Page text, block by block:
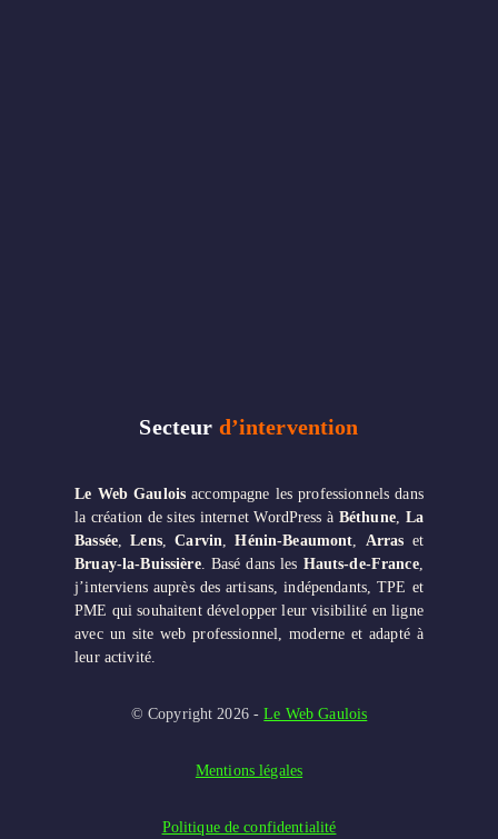
Secteur d’intervention
Le Web Gaulois accompagne les professionnels dans
la création de sites internet WordPress à Béthune, La
Bassée ,Lens,Carvin ,Hénin-Beaumont Arras et
Bruay-la-Buissière. Basé dans les Hauts-de-France,
j’interviens auprès des artisans, indépendants, TPE et
PME qui souhaitent développer leur visibilité en ligne
avec un site web professionnel, moderne et adapté à
leur activité.
© Copyright 2026 -Le Web Gaulois
Mentions légales
Politique de confidentialité